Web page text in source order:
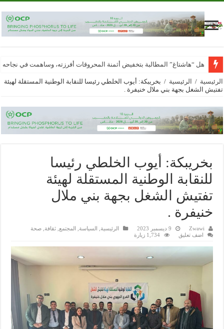
هل “هاشتاغ” المطالبة بتخفيض أثمنة المحروقات أفرزته، وساهمت في
الرئيسية / الرئيسية / بخريبكة: أيوب الخلطي رئيسا للنقابة الوطنية المستقلة لهيئة
تفتيش الشغل بجهة بني ملال خنيفرة .
بخريبكة: أيوب الخلطي رئيسا
للنقابة الوطنية المستقلة لهيئة
تفتيش الشغل بجهة بني ملال
خنيفرة .
Zwawi 9 ديسمبر 2023 الرئيسية السياسة المجتمع ,ثقافة ,صحة
اضف تعليق
1,734 زيارة